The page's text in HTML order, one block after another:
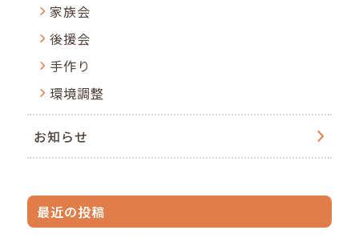
家族会
後援会
手作り
環境調整
お知らせ
最近の投稿